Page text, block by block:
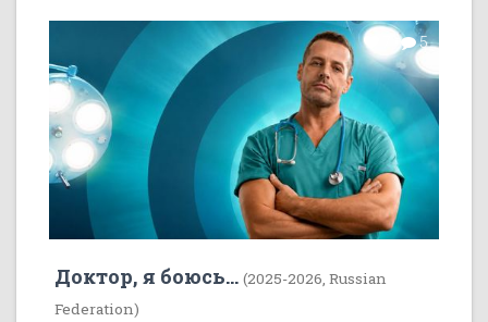
7 5
Доктор, я боюсь... (2025-2026, Russian
Federation)